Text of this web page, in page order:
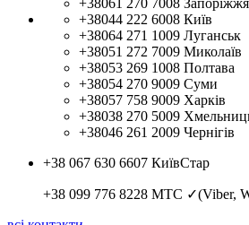
+38061 270 7008 Запоріжжя
+38044 222 6008 Київ
+38064 271 1009 Луганськ
+38051 272 7009 Миколаїв
+38053 269 1008 Полтава
+38054 270 9009 Суми
+38057 758 9009 Харків
+38038 270 5009
+38046 261 2009 Чернігів
+38 067 630 6607 КиївСтар
+38 099 776 8228 МТС ✓(Viber,